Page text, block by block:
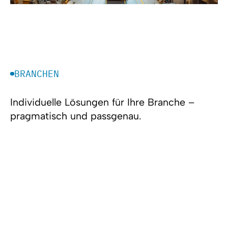
BRANCHEN
Individuelle Lösungen für Ihre Branche –
pragmatisch und passgenau.